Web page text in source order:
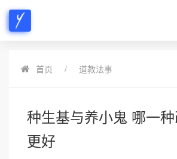
首页 道教法事
种生基与养小鬼 哪一
更好